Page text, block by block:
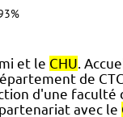
et le CHU.
de
d'une faculté
avec le